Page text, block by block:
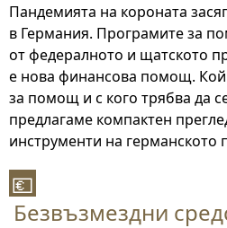
Пандемията на короната
в Германия. Програмите за
от федералното и щатското
е нова финансова помощ. Кой
за помощ и с кого трябва да
предлагаме компактен
инструменти на германското
💶
Безвъзмездни